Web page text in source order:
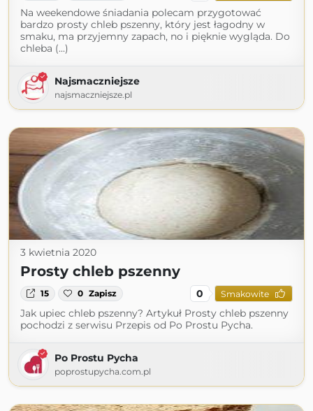
Na weekendowe śniadania polecam przygotować
bardzo prosty chleb pszenny, który jest łagodny w
smaku, ma przyjemny zapach, no i pięknie wygląda. Do
chleba (...)
Najsmaczniejsze
najsmaczniejsze.pl
3 kwietnia 2020
Prosty chleb pszenny
15 0 Zapisz 0 Smakowite
Jak upiec chleb pszenny? Artykuł Prosty chleb pszenny
pochodzi z serwisu Przepis od Po Prostu Pycha.
Po Prostu Pycha
poprostupycha.com.pl